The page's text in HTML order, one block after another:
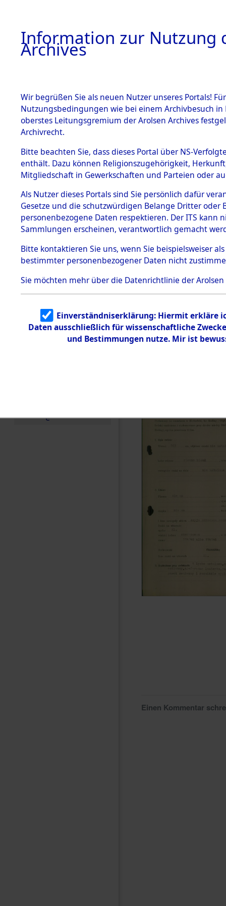
BESTÄNDE
1.
mente
5. Verschiedenes
5.3
Todesmärsche
5.3.1 Alliierte
Erhebungen
zu
Todesmärsch
en
5.3.2
Identifizierun
g
5.3.3
Todesmärsch
e
auf dem
zur
Roding,
zwischen
km)
Leben
0002
Einen Kommentar
Information zur Nutzung
Archives
Wir begrüßen Sie als neuen Nutzer unseres Portals!
Nutzungsbedingungen wie bei einem Archivbesuch
oberstes Leitungsgremium der Arolsen Archives
Archivrecht.
Bitte beachten Sie, dass dieses Portal über NS-
enthält. Dazu können Religionszugehörigkeit,
Mitgliedschaft in Gewerkschaften und Parteien oder
Als Nutzer dieses Portals sind Sie persönlich dafür
Gesetze und die schutzwürdigen Belange Dritter
personenbezogene Daten respektieren. Der ITS
Sammlungen erscheinen, verantwortlich gemacht
Bitte kontaktieren Sie uns, wenn Sie beispielsweiser
bestimmter personenbezogener Daten nicht
Sie möchten mehr über die Datenrichtlinie der Arolsen
Einverständniserklärung: Hiermit erkläre
Daten ausschließlich für wissenschaftliche
und Bestimmungen nutze. Mir ist